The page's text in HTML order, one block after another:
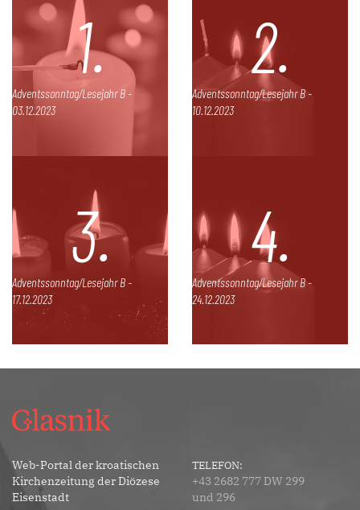
1.
Adventssonntag/Lesejahr B -
03.12.2023
2.
Adventssonntag/Lesejahr B -
10.12.2023
3.
Adventssonntag/Lesejahr B -
17.12.2023
4.
Adventssonntag/Lesejahr B -
24.12.2023
Web-Portal der kroatischen
Kirchenzeitung der Diözese
Eisenstadt
TELEFON:
+43 2682 777 DW 299
und 296